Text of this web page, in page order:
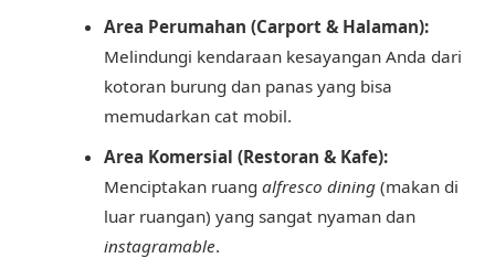
Area Perumahan (Carport & Halaman):
Melindungi kendaraan kesayangan Anda dari
kotoran burung dan panas yang bisa
memudarkan cat mobil.
Area Komersial (Restoran & Kafe):
Menciptakan ruang alfresco dining(makan di
luar ruangan) yang sangat nyaman dan
instagramable.